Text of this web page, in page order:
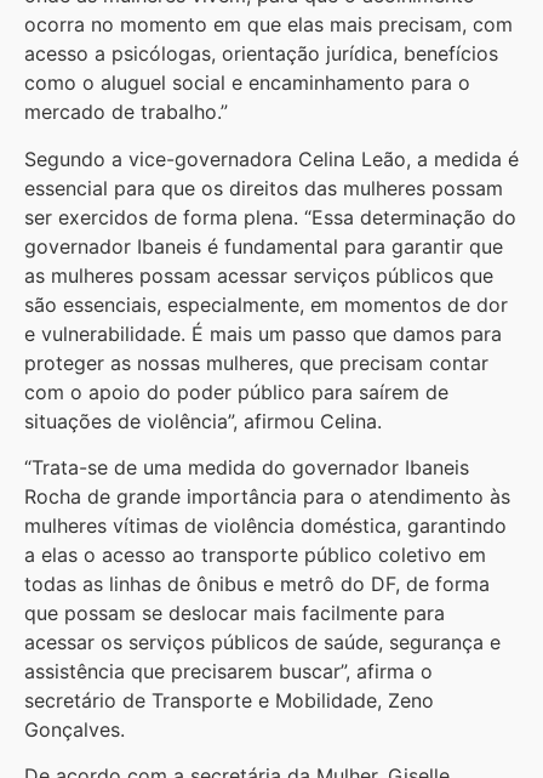
ocorra no momento em que elas mais precisam, com
acesso a psicólogas, orientação jurídica, benefícios
como o aluguel social e encaminhamento para o
mercado de trabalho.”
Segundo a vice-governadora Celina Leão, a medida é
essencial para que os direitos das mulheres possam
ser exercidos de forma plena. “Essa determinação do
governador Ibaneis é fundamental para garantir que
as mulheres possam acessar serviços públicos que
são essenciais, especialmente, em momentos de dor
e vulnerabilidade. É mais um passo que damos para
proteger as nossas mulheres, que precisam contar
com o apoio do poder público para saírem de
situações de violência”, afirmou Celina.
“Trata-se de uma medida do governador Ibaneis
Rocha de grande importância para o atendimento às
mulheres vítimas de violência doméstica, garantindo
a elas o acesso ao transporte público coletivo em
todas as linhas de ônibus e metrô do DF, de forma
que possam se deslocar mais facilmente para
acessar os serviços públicos de saúde, segurança e
assistência que precisarem buscar”, afirma o
secretário de Transporte e Mobilidade, Zeno
Gonçalves.